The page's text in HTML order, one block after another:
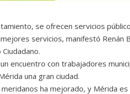
se ofrecen servicios
servicios, manifestó Renán
encuentro con trabajadores
una gran ciudad.
ha mejorado, y Mérida